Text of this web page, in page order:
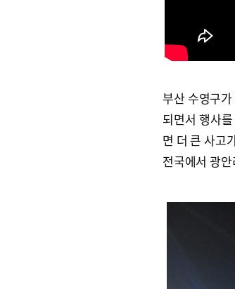
부산 수영구
되면서 행사
면 더 큰 사고
전국에서 광